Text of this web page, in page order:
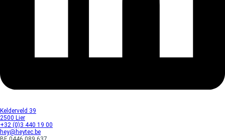
Kelderveld 39
2500 Lier
+32 (0)3 440 19 00
hey@heytec.be